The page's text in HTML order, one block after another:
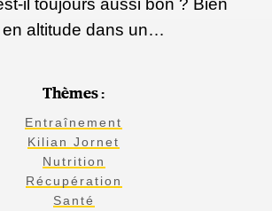
en altitude dans un…
Thèmes :
Entraînement
Kilian Jornet
Nutrition
Récupération
Santé